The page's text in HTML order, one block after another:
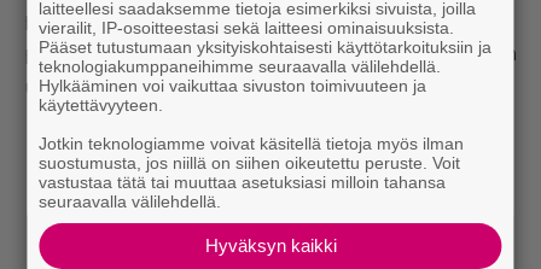
pimeä asekauppa minulle resurssit vielä yhteen
peliin.FTLlatasi itsensä koneelleni ilmaiseksi. Tai niin
uskottelen lompakolleni.
laitteellesi saadaksemme tietoja esimerkiksi sivuista, joilla
vierailit, IP-osoitteestasi sekä laitteesi ominaisuuksista.
Pääset tutustumaan yksityiskohtaisesti käyttötarkoituksiin ja
teknologiakumppaneihimme seuraavalla välilehdellä.
Hylkääminen voi vaikuttaa sivuston toimivuuteen ja
käytettävyyteen.
Jotkin teknologiamme voivat käsitellä tietoja myös ilman
suostumusta, jos niillä on siihen oikeutettu peruste. Voit
vastustaa tätä tai muuttaa asetuksiasi milloin tahansa
seuraavalla välilehdellä.
Hyväksyn kaikki